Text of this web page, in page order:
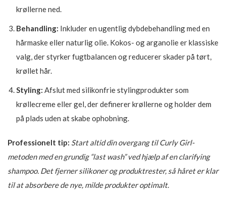
krøllerne ned.
Behandling: Inkluder en ugentlig dybdebehandling med en
hårmaske eller naturlig olie. Kokos- og arganolie er klassiske
valg, der styrker fugtbalancen og reducerer skader på tørt,
krøllet hår.
Styling: Afslut med silikonfrie stylingprodukter som
krøllecreme eller gel, der definerer krøllerne og holder dem
på plads uden at skabe ophobning.
Professionelt tip: Start altid din overgang til Curly Girl-
metoden med en grundig “last wash” ved hjælp af en clarifying
shampoo. Det fjerner silikoner og produktrester, så håret er klar
til at absorbere de nye, milde produkter optimalt.